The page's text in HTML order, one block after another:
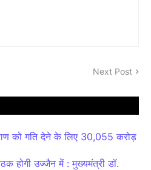
Next Post
को गति देने के लिए 30,055 करोड़
होगी उज्जैन में : मुख्यमंत्री डॉ.